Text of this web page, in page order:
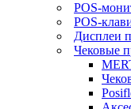
POS-
POS-
Дисплеи
Чековые